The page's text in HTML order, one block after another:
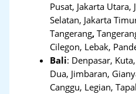
Pusat, Jakarta Utara,
Selatan, Jakarta
Tangerang,
Cilegon, Lebak,
Bali: Denpasar,
Dua, Jimbaran,
Canggu, Legian,